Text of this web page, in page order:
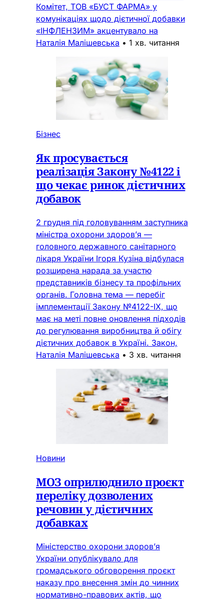
Комітет, ТОВ «БУСТ ФАРМА» у
комунікаціях щодо дієтичної добавки
«ІНФЛЕНЗИМ» акцентувало на
Наталія Малішевська • 1 хв. читання
Бізнес
Як просувається
реалізація Закону №4122 і
що чекає ринок дієтичних
добавок
2 грудня під головуванням заступника
міністра охорони здоров’я —
головного державного санітарного
лікаря України Ігоря Кузіна відбулася
розширена нарада за участю
представників бізнесу та профільних
органів. Головна тема — перебіг
імплементації Закону №4122-IX, що
має на меті повне оновлення підходів
до регулювання виробництва й обігу
дієтичних добавок в Україні. Закон,
Наталія Малішевська • 3 хв. читання
Новини
МОЗ оприлюднило проєкт
переліку дозволених
речовин у дієтичних
добавках
Міністерство охорони здоров’я
України опублікувало для
громадського обговорення проєкт
наказу про внесення змін до чинних
нормативно-правових актів, що